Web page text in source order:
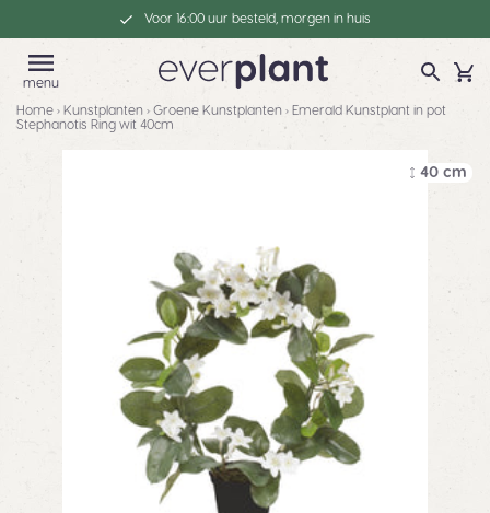
Voor 16:00 uur besteld, morgen in huis
menu
Home › Kunstplanten › Groene Kunstplanten › Emerald Kunstplant in pot
Stephanotis Ring wit 40cm
40 cm